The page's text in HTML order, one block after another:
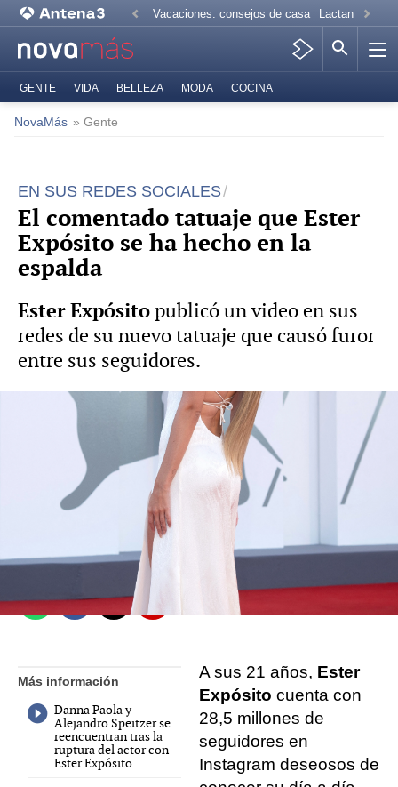
Vacaciones: consejos de casa Lactancia
GENTE VIDA BELLEZA MODA COCINA
NovaMás » Gente
EN SUS REDES SOCIALES
El comentado tatuaje que Ester
Expósito se ha hecho en la
espalda
Ester Expósitopublicó un video en sus
redes de su nuevo tatuaje que causó furor
entre sus seguidores.
Publicado:09 de agosto de 2021, 13:36
Facebook
Más información
Danna Paola y
Alejandro Speitzer se
reencuentran tras la
ruptura del actor con
Ester Expósito
A sus 21 años, Ester
Expósito cuenta con
28,5 millones de
seguidores en
Instagram deseosos de